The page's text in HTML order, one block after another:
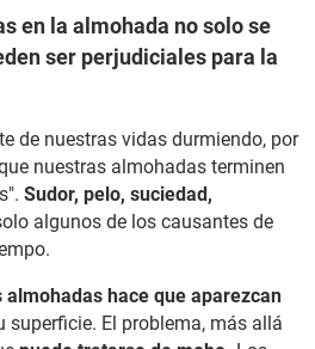
en la almohada no solo se
ser perjudiciales para la
de nuestras vidas durmiendo, por
nuestras almohadas terminen
Sudor, pelo, suciedad,
algunos de los causantes de
almohadas hace que aparezcan
superficie. El problema, más allá